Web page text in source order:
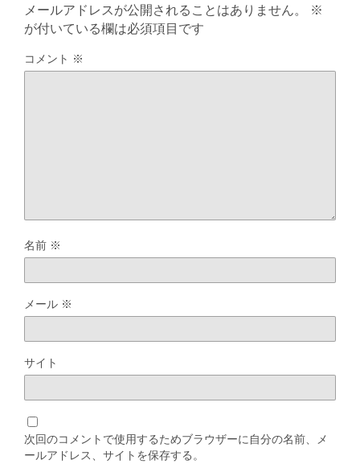
メールアドレスが公開されることはありません。
※
が付いている欄は必須項目です
コメント ※
名前 ※
メール ※
サイト
次回のコメントで使用するためブラウザーに自分の名前、メ
ールアドレス、サイトを保存する。